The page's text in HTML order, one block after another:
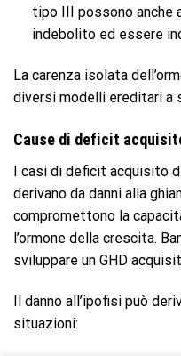
tipo III possono anche
indebolito ed essere
La carenza isolata
diversi modelli ereditari a
Cause di deficit
I casi di deficit acquisito
derivano da danni alla
compromettono la
l’ormone della crescita.
sviluppare un GHD
Il danno all’ipofisi può
situazioni: